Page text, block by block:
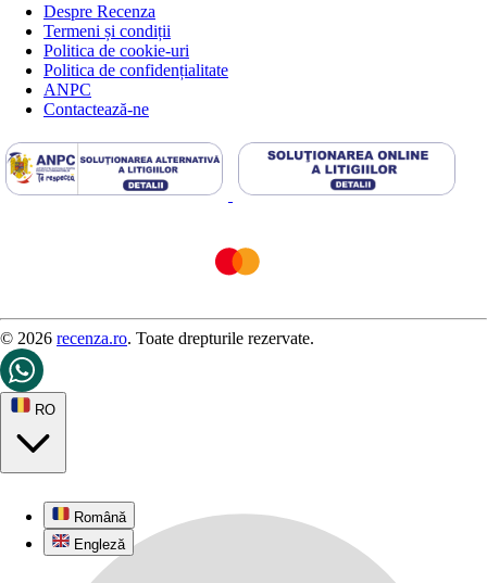
Despre Recenza
Termeni și condiții
Politica de cookie-uri
Politica de confidențialitate
ANPC
Contactează-ne
© 2026 recenza.ro. Toate drepturile rezervate.
RO
Română
Engleză